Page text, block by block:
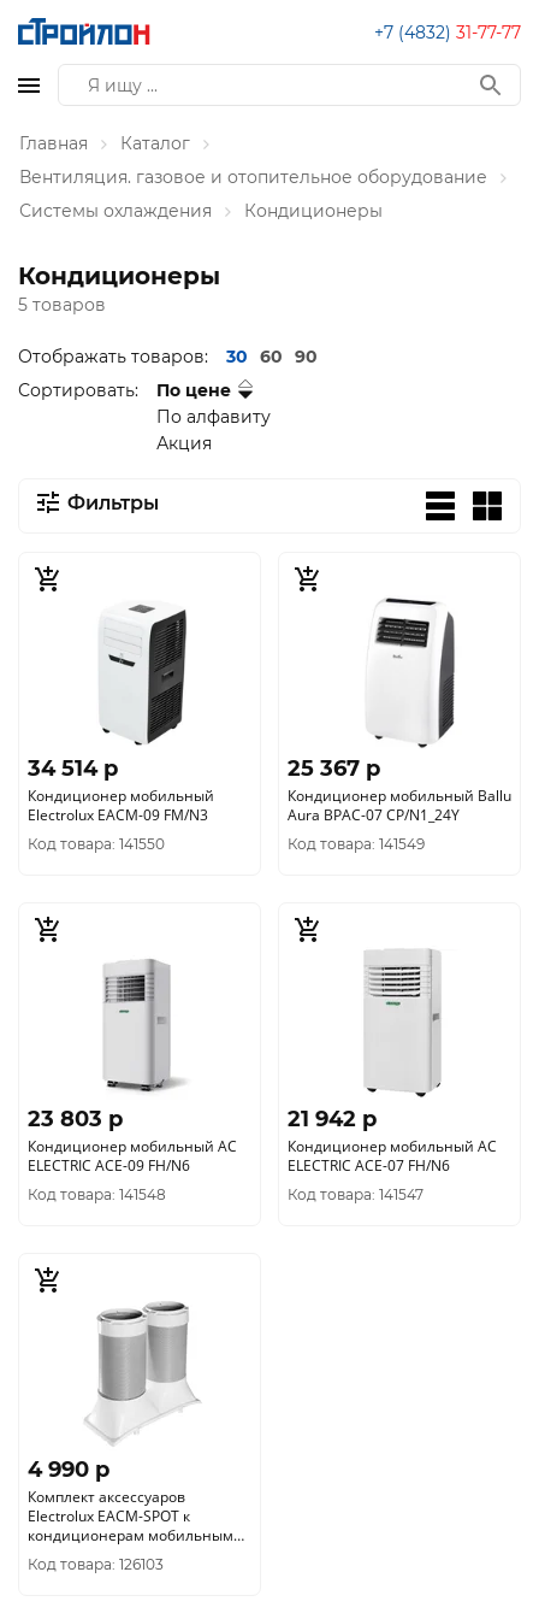
+7 (4832) 31-77-77
Главная
Каталог
Вентиляция. газовое и отопительное оборудование
Системы охлаждения
Кондиционеры
Кондиционеры
5 товаров
Отображать товаров: 30 60
90
Сортировать:
По цене
По алфавиту
Акция
Фильтры
34 514 p
Кондиционер мобильный
Electrolux EACM-09 FM/N3
Код товара: 141550
25 367 p
Кондиционер мобильный Ballu
Aura BPAC-07 CP/N1_24Y
Код товара: 141549
23 803 p
Кондиционер мобильный AC
ELECTRIC ACE-09 FH/N6
Код товара: 141548
21 942 p
Кондиционер мобильный AC
ELECTRIC ACE-07 FH/N6
Код товара: 141547
4 990 p
Комплект аксессуаров
Electrolux EACM-SPOT к
кондиционерам мобильным
EACM-JK/N3
Код товара: 126103